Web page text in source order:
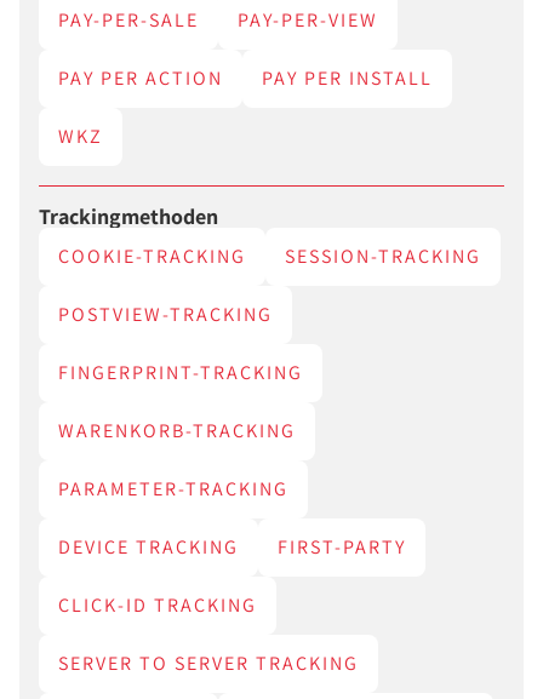
PAY-PER-SALE PAY-PER-VIEW
PAY PER ACTION PAY PER INSTALL
WKZ
Trackingmethoden
COOKIE-TRACKING SESSION-TRACKING
POSTVIEW-TRACKING
FINGERPRINT-TRACKING
WARENKORB-TRACKING
PARAMETER-TRACKING
DEVICE TRACKING FIRST-PARTY
CLICK-ID TRACKING
SERVER TO SERVER TRACKING